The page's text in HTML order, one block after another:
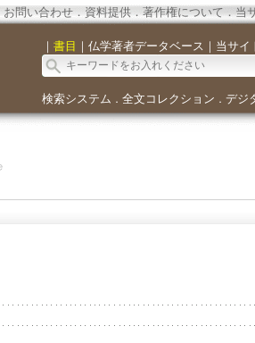
お問い合わせ． 資料提供．著作権について．当
｜ 書目 ｜ 仏学著者データベース ｜ 当サイ
検索システム ． 全文コレクション ． デジ